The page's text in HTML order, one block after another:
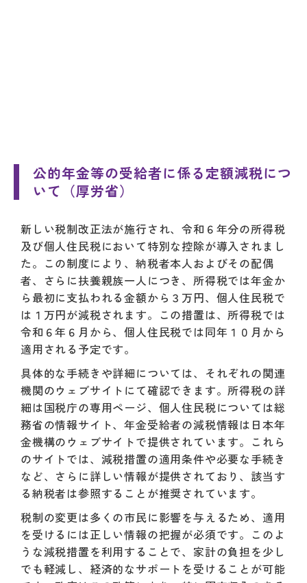
公的年金等の受給者に係る定額減税につ
いて （厚労省）
新しい税制改正法が施行され、令和６年分の所得税
及び個人住民税において特別な控除が導入されまし
た。この制度により、納税者本人およびその配偶
者、さらに扶養親族一人につき、所得税では年金か
ら最初に支払われる金額から３万円、個人住民税で
は１万円が減税されます。この措置は、所得税では
令和６年６月から、個人住民税では同年１０月から
適用される予定です。
具体的な手続きや詳細については、それぞれの関連
機関のウェブサイトにて確認できます。所得税の詳
細は国税庁の専用ページ、個人住民税については総
務省の情報サイト、年金受給者の減税情報は日本年
金機構のウェブサイトで提供されています。これら
のサイトでは、減税措置の適用条件や必要な手続き
など、さらに詳しい情報が提供されており、該当す
る納税者は参照することが推奨されています。
税制の変更は多くの市民に影響を与えるため、適用
を受けるには正しい情報の把握が必須です。このよ
うな減税措置を利用することで、家計の負担を少し
でも軽減し、経済的なサポートを受けることが可能